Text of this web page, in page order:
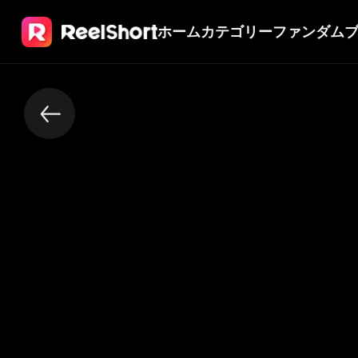
ホームカテゴリーファンダム